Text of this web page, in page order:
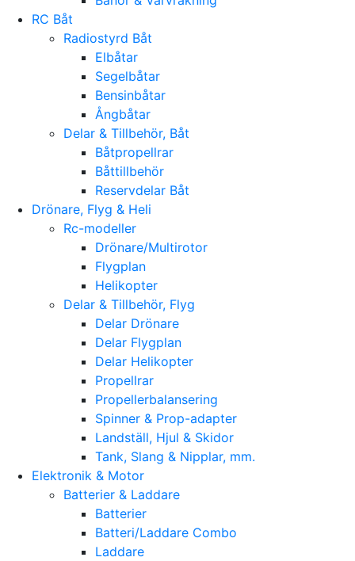
RC Båt
Radiostyrd Båt
Elbåtar
Segelbåtar
Bensinbåtar
Ångbåtar
Delar & Tillbehör, Båt
Båtpropellrar
Båttillbehör
Reservdelar Båt
Drönare, Flyg & Heli
Rc-modeller
Drönare/Multirotor
Flygplan
Helikopter
Delar & Tillbehör, Flyg
Delar Drönare
Delar Flygplan
Delar Helikopter
Propellrar
Propellerbalansering
Spinner & Prop-adapter
Landställ, Hjul & Skidor
Tank, Slang & Nipplar, mm.
Elektronik & Motor
Batterier & Laddare
Batterier
Batteri/Laddare Combo
Laddare